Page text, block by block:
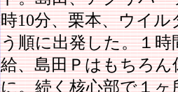
時10分、栗本、ウイ
う順に出発した。１
給、島田Ｐはもちろ
に。続く核心部で１